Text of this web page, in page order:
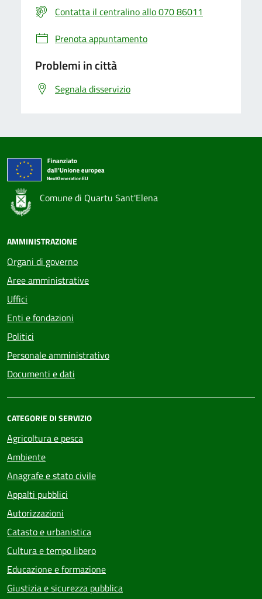
Contatta il centralino allo 070 86011
Prenota appuntamento
Problemi in città
Segnala disservizio
Comune di Quartu Sant'Elena
AMMINISTRAZIONE
Organi di governo
Aree amministrative
Uffici
Enti e fondazioni
Politici
Personale amministrativo
Documenti e dati
CATEGORIE DI SERVIZIO
Agricoltura e pesca
Ambiente
Anagrafe e stato civile
Appalti pubblici
Autorizzazioni
Catasto e urbanistica
Cultura e tempo libero
Educazione e formazione
Giustizia e sicurezza pubblica